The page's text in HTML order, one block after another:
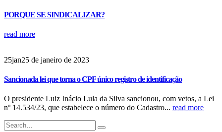
PORQUE SE SINDICALIZAR?
read more
25jan25 de janeiro de 2023
Sancionada lei que torna o CPF único registro de identificação
O presidente Luiz Inácio Lula da Silva sancionou, com vetos, a Lei
nº 14.534/23, que estabelece o número do Cadastro... read more